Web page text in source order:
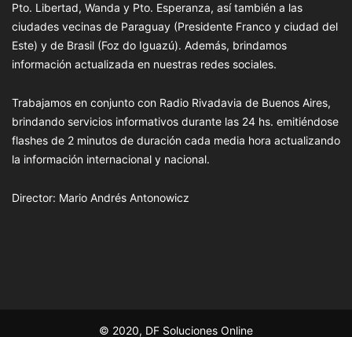
Pto. Libertad, Wanda y Pto. Esperanza, así también a las
ciudades vecinas de Paraguay (Presidente Franco y ciudad del
Este) y de Brasil (Foz do Iguazú). Además, brindamos
información actualizada en nuestras redes sociales.
Trabajamos en conjunto con Radio Rivadavia de Buenos Aires,
brindando servicios informativos durante las 24 hs. emitiéndose
flashes de 2 minutos de duración cada media hora actualizando
la información internacional y nacional.
Director: Mario Andrés Antonowicz
© 2020, DF Soluciones Online